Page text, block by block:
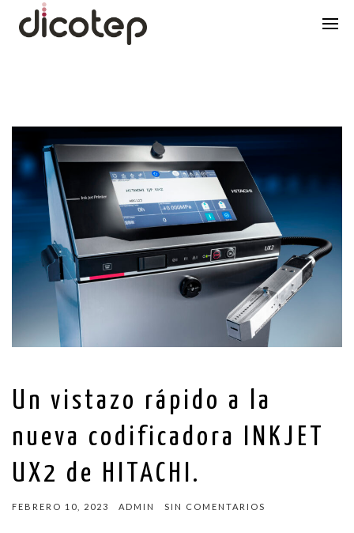
Un vistazo rápido a la
nueva codificadora INKJET
UX2 de HITACHI.
FEBRERO 10, 2023 ADMIN SIN COMENTARIOS